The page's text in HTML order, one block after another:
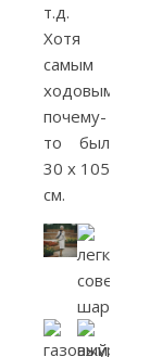
т.д.
Хотя
самым
ходовым
почему-
то был
30 х 105
см.